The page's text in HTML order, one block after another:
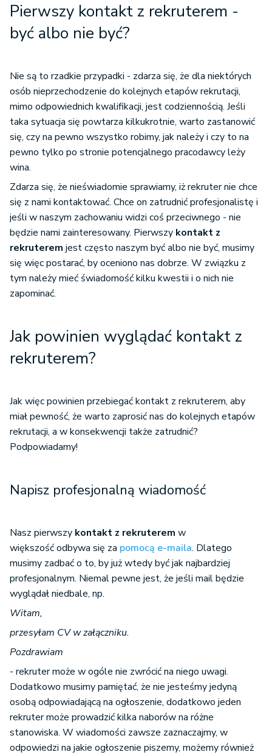
Pierwszy kontakt z rekruterem -
być albo nie być?
Nie są to rzadkie przypadki - zdarza się, że dla niektórych
osób nieprzechodzenie do kolejnych etapów rekrutacji,
mimo odpowiednich kwalifikacji, jest codziennością. Jeśli
taka sytuacja się powtarza kilkukrotnie, warto zastanowić
się, czy na pewno wszystko robimy, jak należy i czy to na
pewno tylko po stronie potencjalnego pracodawcy leży
wina.
Zdarza się, że nieświadomie sprawiamy, iż rekruter nie chce
się z nami kontaktować. Chce on zatrudnić profesjonalistę i
jeśli w naszym zachowaniu widzi coś przeciwnego - nie
będzie nami zainteresowany. Pierwszy kontakt z
rekruterem jest często naszym być albo nie być, musimy
się więc postarać, by oceniono nas dobrze. W związku z
tym należy mieć świadomość kilku kwestii i o nich nie
zapominać.
Jak powinien wyglądać kontakt z
rekruterem?
Jak więc powinien przebiegać kontakt z rekruterem, aby
miał pewność, że warto zaprosić nas do kolejnych etapów
rekrutacji, a w konsekwencji także zatrudnić?
Podpowiadamy!
Napisz profesjonalną wiadomość
Nasz pierwszy kontakt z rekruterem w
większość odbywa się za pomocą e-maila. Dlatego
musimy zadbać o to, by już wtedy być jak najbardziej
profesjonalnym. Niemal pewne jest, że jeśli mail będzie
wyglądał niedbale, np.
Witam,
przesyłam CV w załączniku.
Pozdrawiam
- rekruter może w ogóle nie zwrócić na niego uwagi.
Dodatkowo musimy pamiętać, że nie jesteśmy jedyną
osobą odpowiadającą na ogłoszenie, dodatkowo jeden
rekruter może prowadzić kilka naborów na różne
stanowiska. W wiadomości zawsze zaznaczajmy, w
odpowiedzi na jakie ogłoszenie piszemy, możemy również